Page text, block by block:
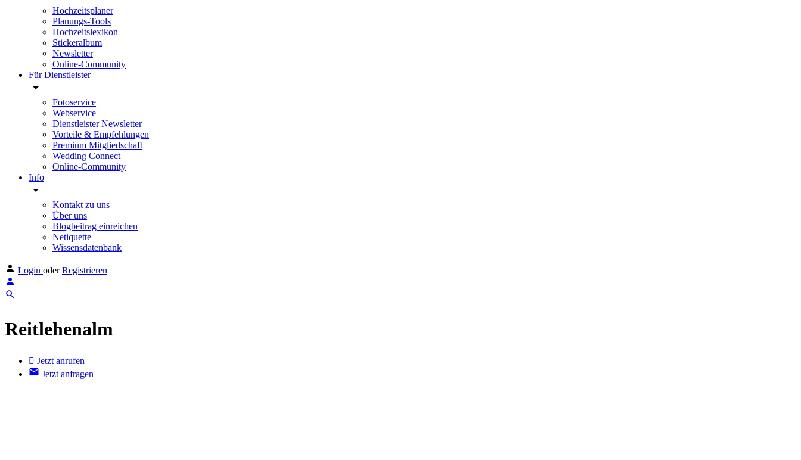
Hochzeitsplaner
Planungs-Tools
Hochzeitslexikon
Stickeralbum
Newsletter
Online-Community
Für Dienstleister
Fotoservice
Webservice
Dienstleister Newsletter
Vorteile & Empfehlungen
Premium Mitgliedschaft
Wedding Connect
Online-Community
Info
Kontakt zu uns
Über uns
Blogbeitrag einreichen
Netiquette
Wissensdatenbank
Login oder Registrieren
Reitlehenalm
Jetzt anrufen
Jetzt anfragen